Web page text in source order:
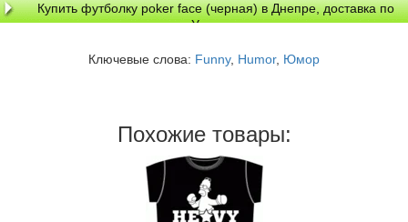
Купить футболку poker face (черная) в Днепре, доставка по
Украине
Ключевые слова: Funny, Humor, Юмор
Похожие товары: